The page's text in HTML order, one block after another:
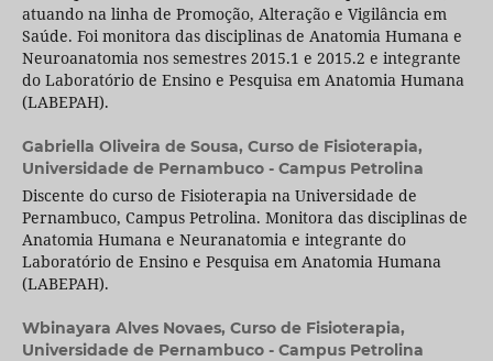
atuando na linha de Promoção, Alteração e Vigilância em
Saúde. Foi monitora das disciplinas de Anatomia Humana e
Neuroanatomia nos semestres 2015.1 e 2015.2 e integrante
do Laboratório de Ensino e Pesquisa em Anatomia Humana
(LABEPAH).
Gabriella Oliveira de Sousa, Curso de Fisioterapia,
Universidade de Pernambuco - Campus Petrolina
Discente do curso de Fisioterapia na Universidade de
Pernambuco, Campus Petrolina. Monitora das disciplinas de
Anatomia Humana e Neuranatomia e integrante do
Laboratório de Ensino e Pesquisa em Anatomia Humana
(LABEPAH).
Wbinayara Alves Novaes, Curso de Fisioterapia,
Universidade de Pernambuco - Campus Petrolina